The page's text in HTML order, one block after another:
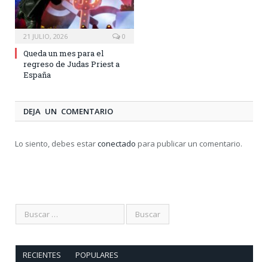
21 JULIO, 2026 0
Queda un mes para el
regreso de Judas Priest a
España
DEJA UN COMENTARIO
Lo siento, debes estarconectado para publicar un comentario.
RECIENTES POPULARES